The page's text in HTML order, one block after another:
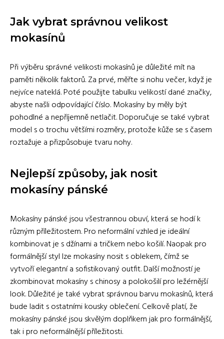
Jak vybrat správnou velikost
mokasínů
Při výběru správné velikosti mokasínů je důležité mít na
paměti několik faktorů. Za prvé, měřte si nohu večer, když je
nejvíce nateklá. Poté použijte tabulku velikostí dané značky,
abyste našli odpovídající číslo. Mokasíny by měly být
pohodlné a nepříjemně netlačit. Doporučuje se také vybrat
model s o trochu většími rozměry, protože kůže se s časem
roztažuje a přizpůsobuje tvaru nohy.
Nejlepší způsoby, jak nosit
mokasíny pánské
Mokasíny pánské jsou všestrannou obuví, která se hodí k
různým příležitostem. Pro neformální vzhled je ideální
kombinovat je s džínami a tričkem nebo košilí. Naopak pro
formálnější styl lze mokasíny nosit s oblekem, čímž se
vytvoří elegantní a sofistikovaný outfit. Další možností je
zkombinovat mokasíny s chinosy a polokošilí pro ležérnější
look. Důležité je také vybrat správnou barvu mokasínů, která
bude ladit s ostatními kousky oblečení. Celkově platí, že
mokasíny pánské jsou skvělým doplňkem jak pro formálnější,
tak i pro neformálnější příležitosti.